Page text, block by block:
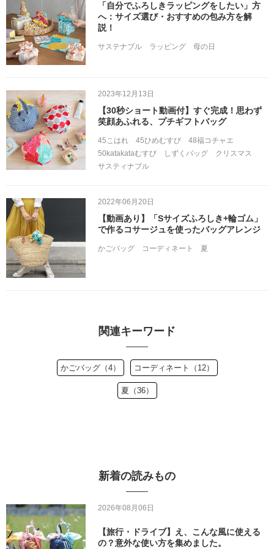
「自分でふろしきラッピングをしたい」方
へ：サイズ選び・おすすめの包み方を解
説！
サステナブル ラッピング 母の日
2023年12月13日
【30秒ショート動画付】すぐ完成！思わず
笑顔あふれる、プチギフトバッグ
45こはれ 45ひめむすび
48福コチャエ
50katakataむすび
しずくバッグ
クリスマス
サスティナブル
2022年06月20日
【動画あり】「Sサイズふろしき+輪ゴム」
で作るコサージュを使ったバッグアレンジ
かごバッグ コーディネート 夏
関連キーワード
かごバッグ（4） コーディネート（12）
夏（36）
新着の読みもの
2026年08月06日
【旅行・ドライブ】え、こんな風に使える
の？意外な使い方を集めました。